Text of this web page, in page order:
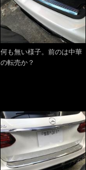
何も無い様子。前のは中華
の転売か？